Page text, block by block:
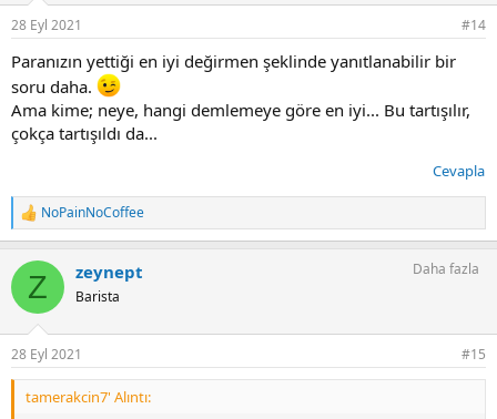
:
28 Eyl 2021 #14
Paranızın yettiği en iyi değirmen şeklinde yanıtlanabilir bir
soru daha.
Ama kime; neye, hangi demlemeye göre en iyi... Bu tartışılır,
çokça tartışıldı da...
Cevapla
T
e
k
l
:
NoPainNoCoffee
Z zeynept
Barista
Daha fazla
28 Eyl 2021 #15
tamerakcin7' Alıntı: